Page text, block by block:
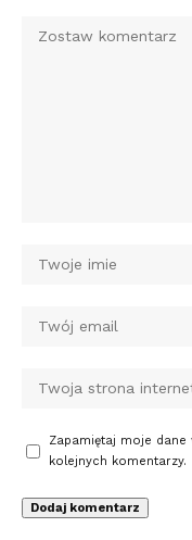
Zapamiętaj moje
kolejnych komentarzy.